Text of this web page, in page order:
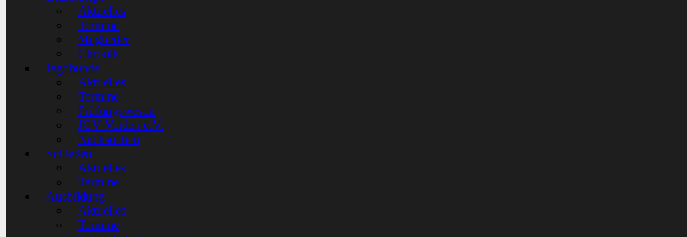
Aktuelles
Termine
Mitglieder
Chronik
Jagdhunde
Aktuelles
Termine
Prüfungswesen
JGV Verden e.V.
Nachsuchen
Schießen
Aktuelles
Termine
Ausbildung
Aktuelles
Termine